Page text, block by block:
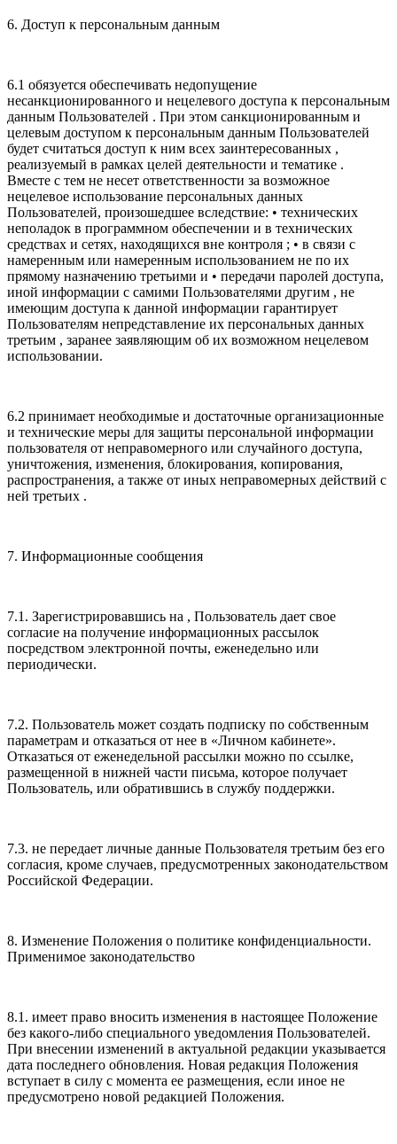
6. Доступ к персональным данным
6.1 обязуется обеспечивать недопущение
несанкционированного и нецелевого доступа к персональным
данным Пользователей . При этом санкционированным и
целевым доступом к персональным данным Пользователей
будет считаться доступ к ним всех заинтересованных ,
реализуемый в рамках целей деятельности и тематике .
Вместе с тем не несет ответственности за возможное
нецелевое использование персональных данных
Пользователей, произошедшее вследствие: • технических
неполадок в программном обеспечении и в технических
средствах и сетях, находящихся вне контроля ; • в связи с
намеренным или намеренным использованием не по их
прямому назначению третьими и • передачи паролей доступа,
иной информации с самими Пользователями другим , не
имеющим доступа к данной информации гарантирует
Пользователям непредставление их персональных данных
третьим , заранее заявляющим об их возможном нецелевом
использовании.
6.2 принимает необходимые и достаточные организационные
и технические меры для защиты персональной информации
пользователя от неправомерного или случайного доступа,
уничтожения, изменения, блокирования, копирования,
распространения, а также от иных неправомерных действий с
ней третьих .
7. Информационные сообщения
7.1. Зарегистрировавшись на , Пользователь дает свое
согласие на получение информационных рассылок
посредством электронной почты, еженедельно или
периодически.
7.2. Пользователь может создать подписку по собственным
параметрам и отказаться от нее в «Личном кабинете».
Отказаться от еженедельной рассылки можно по ссылке,
размещенной в нижней части письма, которое получает
Пользователь, или обратившись в службу поддержки.
7.3. не передает личные данные Пользователя третьим без его
согласия, кроме случаев, предусмотренных законодательством
Российской Федерации.
8. Изменение Положения о политике конфиденциальности.
Применимое законодательство
8.1. имеет право вносить изменения в настоящее Положение
без какого-либо специального уведомления Пользователей.
При внесении изменений в актуальной редакции указывается
дата последнего обновления. Новая редакция Положения
вступает в силу с момента ее размещения, если иное не
предусмотрено новой редакцией Положения.